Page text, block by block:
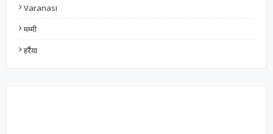
Varanasi
मम्मी
हर्रैया